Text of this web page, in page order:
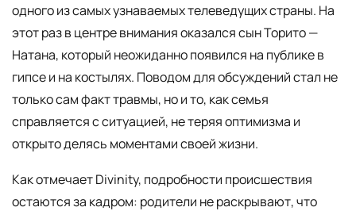
одного из самых узнаваемых телеведущих страны. На
этот раз в центре внимания оказался сын Торито —
Натана, который неожиданно появился на публике в
гипсе и на костылях. Поводом для обсуждений стал не
только сам факт травмы, но и то, как семья
справляется с ситуацией, не теряя оптимизма и
открыто делясь моментами своей жизни.
Как отмечает Divinity, подробности происшествия
остаются за кадром: родители не раскрывают, что